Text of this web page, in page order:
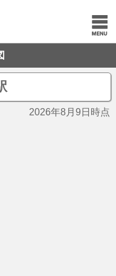
2026年8月9日時点